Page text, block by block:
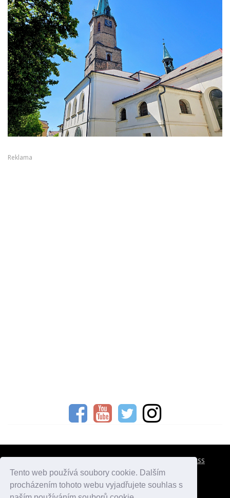
Tento web používá soubory cookie. Dalším
procházením tohoto webu vyjadřujete souhlas s
Reklama
RSS
atlaspamatek.info